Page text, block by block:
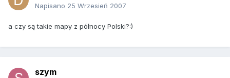
Napisano 25 Wrzesień 2007
a czy są takie mapy z północy Polski?:)
szym